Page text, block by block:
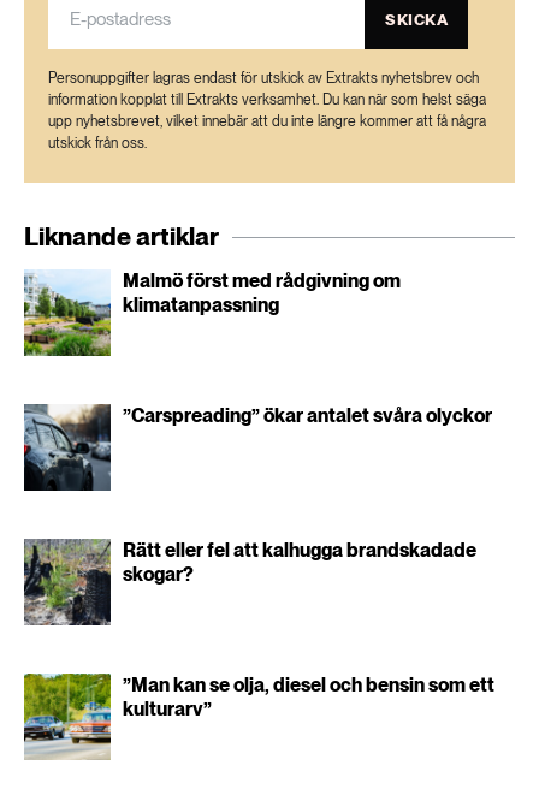
SKICKA
Personuppgifter lagras endast för utskick av Extrakts nyhetsbrev och
information kopplat till Extrakts verksamhet. Du kan när som helst säga
upp nyhetsbrevet, vilket innebär att du inte längre kommer att få några
utskick från oss.
Liknande artiklar
Malmö först med rådgivning om
klimatanpassning
”Carspreading” ökar antalet svåra olyckor
Rätt eller fel att kalhugga brandskadade
skogar?
”Man kan se olja, diesel och bensin som ett
kulturarv”